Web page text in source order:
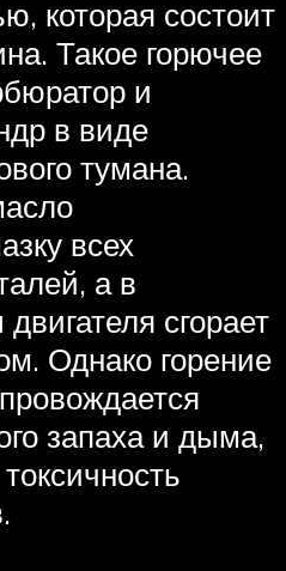
которая состоит
Такое горючее
и
в виде
тумана.
всех
а в
сгорает
Однако горение
запаха и дыма,